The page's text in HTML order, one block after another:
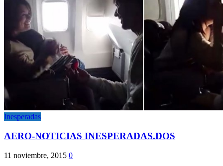
Inesperadas
AERO-NOTICIAS INESPERADAS.DOS
11 noviembre, 2015 0